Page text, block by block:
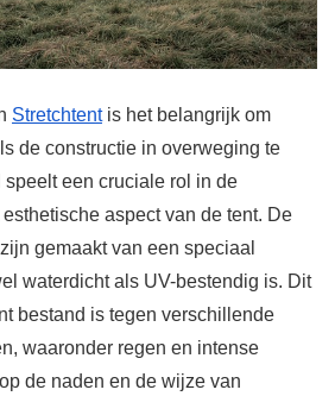
Stretchtentis het belangrijk om
de constructie in overweging te
speelt een cruciale rol in de
aspect van de tent. De
gemaakt van een speciaal
waterdicht als UV-bestendig is. Dit
bestand is tegen verschillende
waaronder regen en intense
de naden en de wijze van